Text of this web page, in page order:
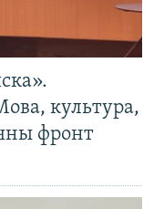
культура,
фронт